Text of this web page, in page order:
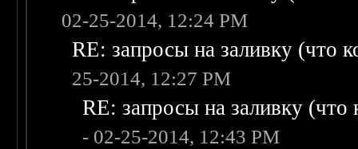
02-25-2014, 12:24 PM
RE: запросы на заливку (что
25-2014, 12:27 PM
RE: запросы на заливку
- 02-25-2014, 12:43 PM